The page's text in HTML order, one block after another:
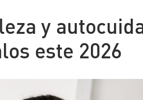
y
este 2026